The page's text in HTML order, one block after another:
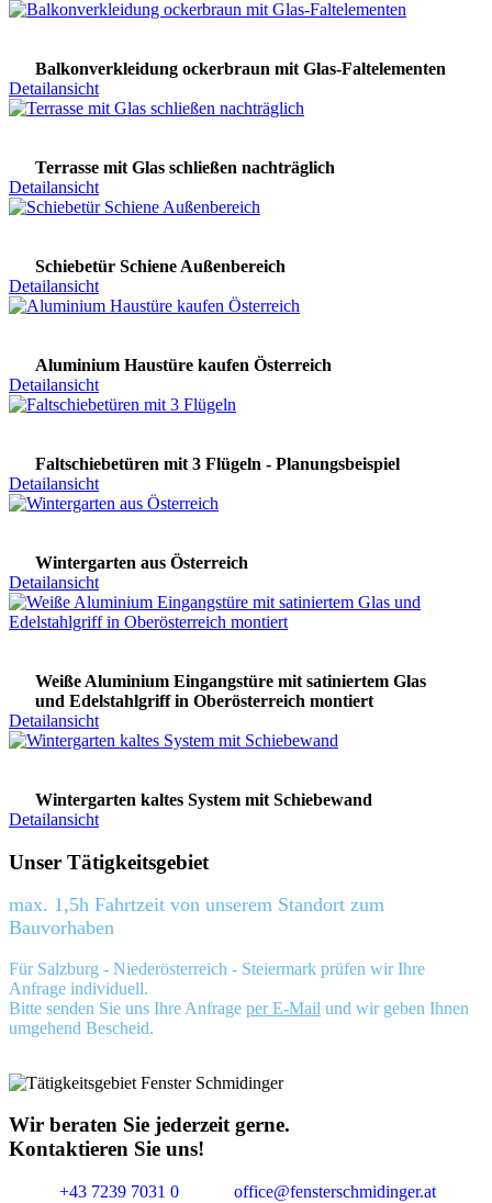
Balkonverkleidung ockerbraun mit Glas-Faltelementen
Detailansicht
Terrasse mit Glas schließen nachträglich
Detailansicht
Schiebetür Schiene Außenbereich
Detailansicht
Aluminium Haustüre kaufen Österreich
Detailansicht
Faltschiebetüren mit 3 Flügeln - Planungsbeispiel
Detailansicht
Wintergarten aus Österreich
Detailansicht
Weiße Aluminium Eingangstüre mit satiniertem Glas
und Edelstahlgriff in Oberösterreich montiert
Detailansicht
Wintergarten kaltes System mit Schiebewand
Detailansicht
Unser Tätigkeitsgebiet
max. 1,5h Fahrtzeit von unserem Standort zum
Bauvorhaben
Für Salzburg - Niederösterreich - Steiermark prüfen wir Ihre
Anfrage individuell.
Bitte senden Sie uns Ihre Anfrage per E-Mail und wir geben Ihnen
umgehend Bescheid.
Wir beraten Sie jederzeit gerne.
Kontaktieren Sie uns!
+43 7239 7031 0 office@fensterschmidinger.at